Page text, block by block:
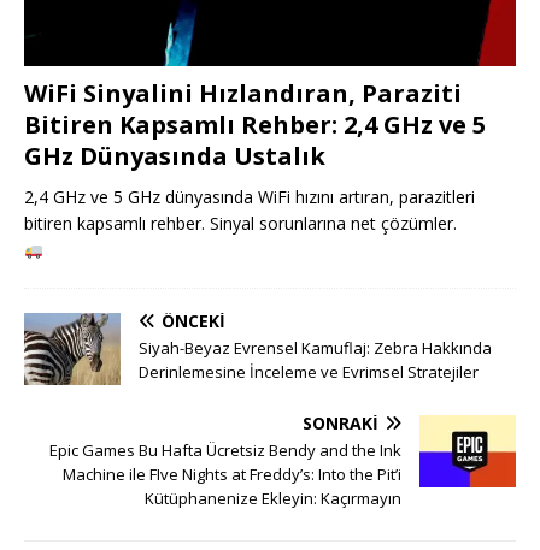
WiFi Sinyalini Hızlandıran, Paraziti
Bitiren Kapsamlı Rehber: 2,4 GHz ve 5
GHz Dünyasında Ustalık
2,4 GHz ve 5 GHz dünyasında WiFi hızını artıran, parazitleri
bitiren kapsamlı rehber. Sinyal sorunlarına net çözümler.
ÖNCEKI
Siyah-Beyaz Evrensel Kamuflaj: Zebra Hakkında
Derinlemesine İnceleme ve Evrimsel Stratejiler
SONRAKI
Epic Games Bu Hafta Ücretsiz Bendy and the Ink
Machine ile FIve Nights at Freddy’s: Into the Pit’i
Kütüphanenize Ekleyin: Kaçırmayın